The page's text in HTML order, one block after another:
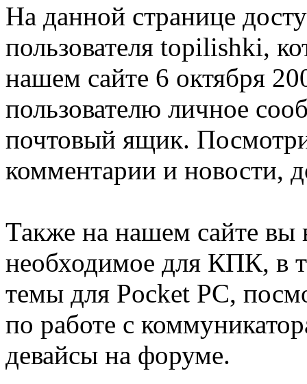
На данной странице
пользователя topilishki,
нашем сайте 6 октября
пользователю личное
почтовый ящик.
комментарии и новости,
Также на нашем сайте вы
необходимое для КПК, в
темы для Pocket PC,
по работе с
девайсы на форуме.